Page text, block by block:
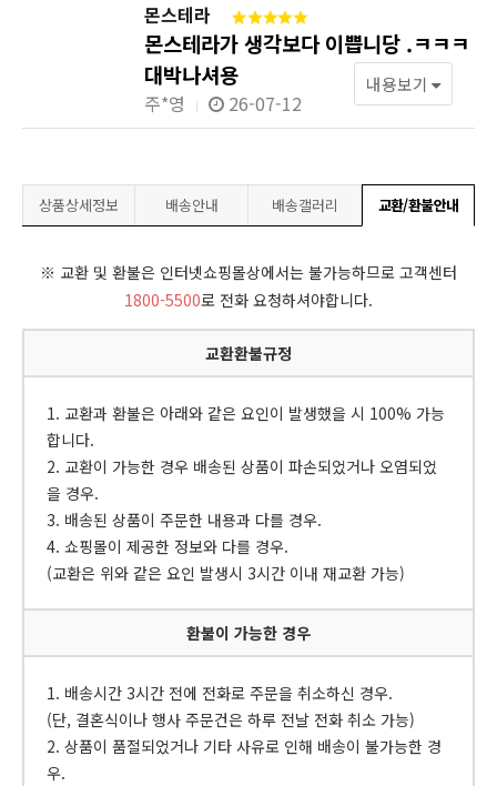
몬스테라
몬스테라가 생각보다 이쁩니당 .ㅋㅋㅋ
대박나셔용
주*영 26-07-12
내용보기
상품상세정보 배송안내 배송갤러리 교환/환불안내
※ 교환 및 환불은 인터넷쇼핑몰상에서는 불가능하므로 고객센터
1800-5500로 전화 요청하셔야합니다.
교환환불규정
1. 교환과 환불은 아래와 같은 요인이 발생했을 시 100% 가능
합니다.
2. 교환이 가능한 경우 배송된 상품이 파손되었거나 오염되었
을 경우.
3. 배송된 상품이 주문한 내용과 다를 경우.
4. 쇼핑몰이 제공한 정보와 다를 경우.
(교환은 위와 같은 요인 발생시 3시간 이내 재교환 가능)
환불이 가능한 경우
1. 배송시간 3시간 전에 전화로 주문을 취소하신 경우.
(단, 결혼식이나 행사 주문건은 하루 전날 전화 취소 가능)
2. 상품이 품절되었거나 기타 사유로 인해 배송이 불가능한 경
우.